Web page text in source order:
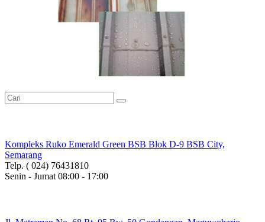
Kompleks Ruko Emerald Green BSB Blok D-9 BSB City,
Semarang
Telp. ( 024) 76431810
Senin - Jumat 08:00 - 17:00